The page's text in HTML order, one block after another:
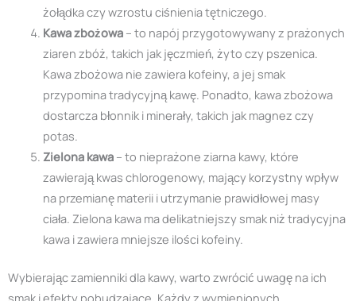
żołądka czy wzrostu ciśnienia tętniczego.
Kawa zbożowa– to napój przygotowywany z prażonych
ziaren zbóż, takich jak jęczmień, żyto czy pszenica.
Kawa zbożowa nie zawiera kofeiny, a jej smak
przypomina tradycyjną kawę. Ponadto, kawa zbożowa
dostarcza błonnik i minerały, takich jak magnez czy
potas.
Zielona kawa– to nieprażone ziarna kawy, które
zawierają kwas chlorogenowy, mający korzystny wpływ
na przemianę materii i utrzymanie prawidłowej masy
ciała. Zielona kawa ma delikatniejszy smak niż tradycyjna
kawa i zawiera mniejsze ilości kofeiny.
Wybierając zamienniki dla kawy, warto zwrócić uwagę na ich
smak i efekty pobudzające. Każdy z wymienionych